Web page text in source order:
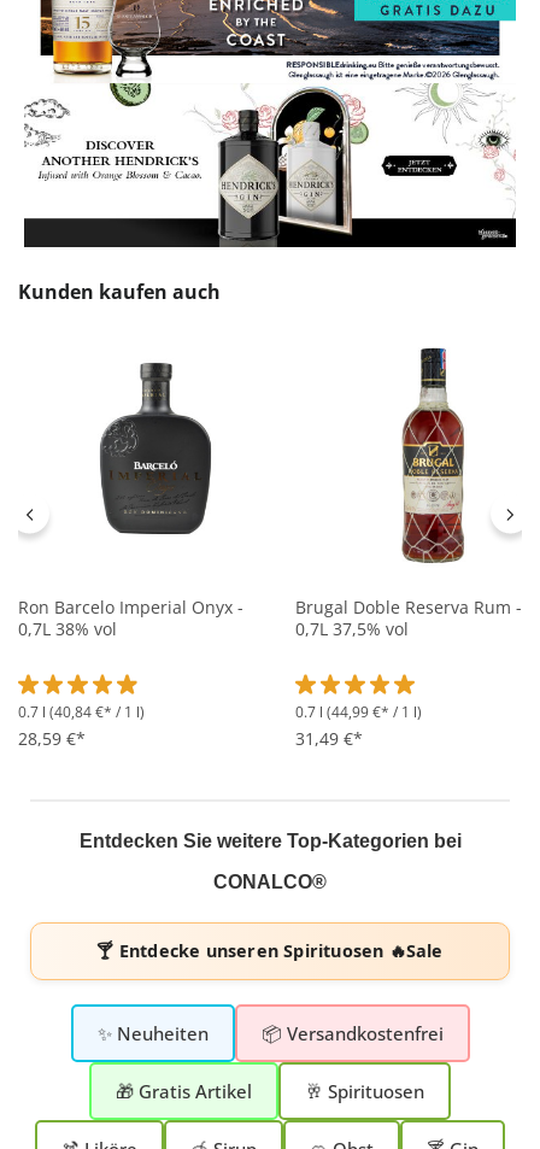
Produktgalerie überspringen
Kunden kaufen auch
Ron Barcelo Imperial Onyx -
0,7L 38% vol
Durchschnittliche Bewertung von 4.9 von 5 Sternen
0.7 l (40,84 €* / 1 l)
28,59 €*
Brugal Doble Reserva Rum -
0,7L 37,5% vol
Durchschnittliche
0.7 l (44,99 €* / 1 l)
31,49 €*
Entdecken Sie weitere Top-Kategorien bei
CONALCO®
🍸 Entdecke unserenSpirituosen 🔥Sale
✨ Neuheiten 📦 Versandkostenfrei
🎁 Gratis Artikel 🥂 Spirituosen